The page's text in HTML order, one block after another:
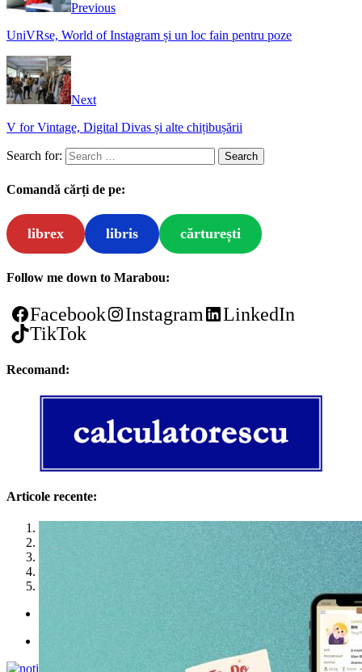
Previous
UniVRse, World of Instagram și un loc fain pentru poze
Next
V for Vintage, Digital Divas și alte chițibușării
Search for:
Comandă cărți de pe:
librex libris cărturești
Follow me down to Marabou:
Facebook Instagram
LinkedIn
TikTok
Recomand:
Articole recente:
Politica de utilizare cookies